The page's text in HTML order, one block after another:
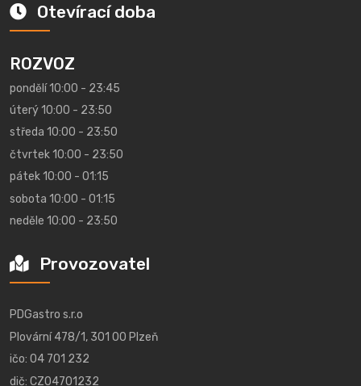
Otevírací doba
ROZVOZ
pondělí 10:00 - 23:45
úterý 10:00 - 23:50
středa 10:00 - 23:50
čtvrtek 10:00 - 23:50
pátek 10:00 - 01:15
sobota 10:00 - 01:15
neděle 10:00 - 23:50
Provozovatel
PDGastro s.r.o
Plovární 478/1, 301 00 Plzeň
ičo: 04 701 232
dič: CZ04701232